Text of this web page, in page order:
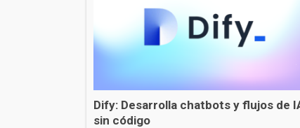
Dify: Desarrolla chatbots y flujos de
sin código